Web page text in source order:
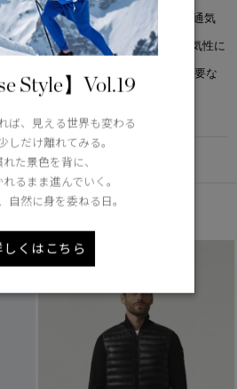
ット」は、熱がこもりやすい部分の通気
Rテクノロジーを搭載。柔らかく通気性に
、ダウン入りの襟と前身頃が特に必要な
DETAIL
へのおすすめ
Style】Vol.19
ば、見える世界も変わる
しだけ離れてみる。
れた景色を背に、
るまま進んでいく。
自然に身を委ねる日。
しくはこちら